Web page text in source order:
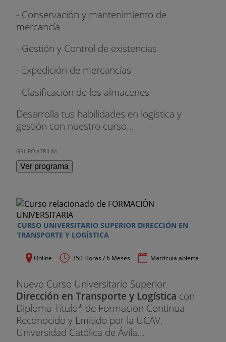
- Conservación y mantenimiento de
mercancía
- Gestión y Control de existencias
- Expedición de mercancías
- Clasificación de los almacenes
Desarrolla tus habilidades en logística y
gestión con nuestro curso...
GRUPO ATRIUM
Ver programa
CURSO UNIVERSITARIO SUPERIOR DIRECCIÓN EN
TRANSPORTE Y LOGÍSTICA
Online 350 Horas / 6 Meses Matrícula abierta
Nuevo Curso Universitario Superior
Dirección en Transporte y Logística con
Diploma-Título* de Formación Continua
Reconocido y Emitido por la UCAV,
Universidad Católica de Ávila...